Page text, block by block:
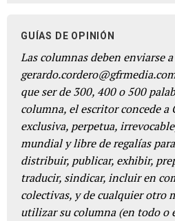
GUÍAS DE OPINIÓN
Las columnas deben enviarse
que ser de 300, 400 o 500
columna, el escritor concede a
exclusiva, perpetua,
mundial y libre de regalías
distribuir, publicar, exhibir,
traducir, sindicar, incluir en
colectivas, y de cualquier otro
utilizar su columna (en todo o